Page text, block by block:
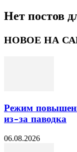
Нет постов
НОВОЕ НА
Режим
из-за паводка
06.08.2026